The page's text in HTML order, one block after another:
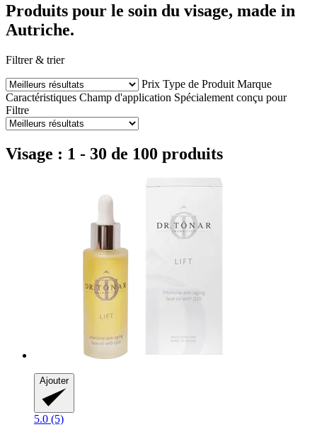
Produits pour le soin du visage, made in
Autriche.
Filtrer & trier
Prix Type de Produit Marque
Caractéristiques Champ d'application Spécialement conçu pour
Filtre
Visage : 1 - 30 de 100 produits
Ajouter
5.0 (5)